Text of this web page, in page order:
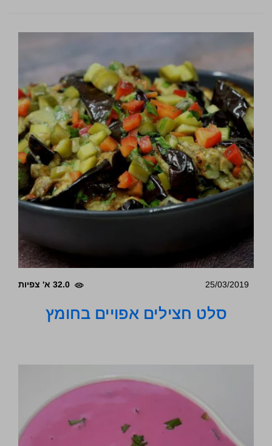
25/03/2019 32.0 א' צפיות
סלט חצילים אפויים בחומץ